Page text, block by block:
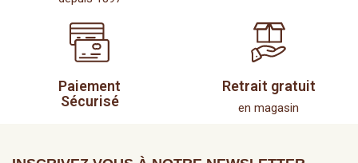
Paiement
Sécurisé
Retrait gratuit
en magasin